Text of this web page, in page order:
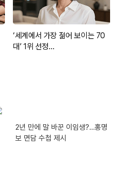
2년 만에 말 바꾼 이임생?…홍명
보 면담 수첩 제시